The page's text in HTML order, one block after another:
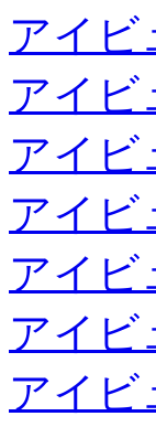
アイビ
アイビ
アイビ
アイビ
アイビ
アイビ
アイビ